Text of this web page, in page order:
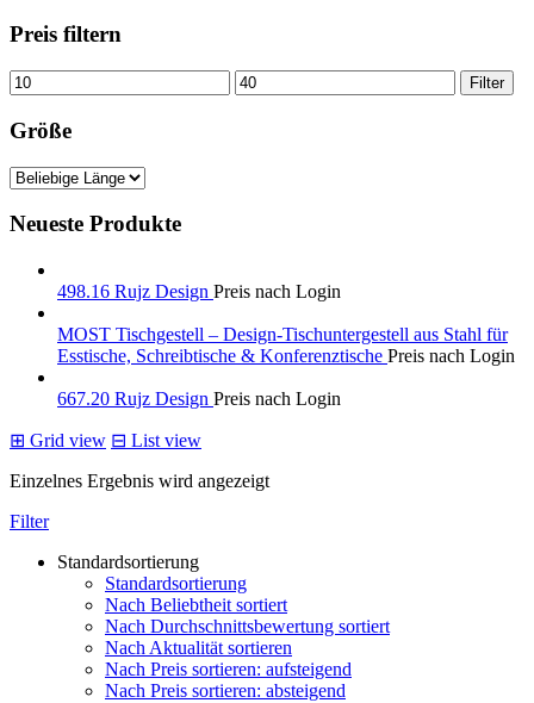
Preis filtern
Min.
Preis
Max.
Preis
Filter
Größe
Neueste Produkte
498.16 Rujz Design Preis nach Login
MOST Tischgestell – Design-Tischuntergestell aus Stahl für
Esstische, Schreibtische & Konferenztische Preis nach Login
667.20 Rujz Design Preis nach Login
⊞ Grid view ⊟ List view
Einzelnes Ergebnis wird angezeigt
Filter
Standardsortierung
Standardsortierung
Nach Beliebtheit sortiert
Nach Durchschnittsbewertung sortiert
Nach Aktualität sortieren
Nach Preis sortieren: aufsteigend
Nach Preis sortieren: absteigend